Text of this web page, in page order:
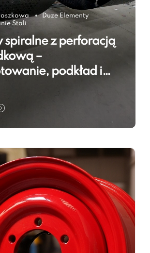
Duze Elementy
Stali
spiralne z perforacją
–
podkład i